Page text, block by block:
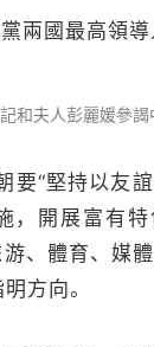
國最高領導
夫人彭麗媛參謁
堅持以友誼
，開展富有
、體育、媒
方向。